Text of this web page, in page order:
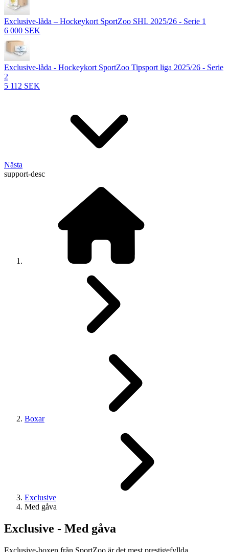
Exclusive-låda – Hockeykort SportZoo SHL 2025/26 - Serie 1
6 000 SEK
Exclusive-låda - Hockeykort SportZoo Tipsport liga 2025/26 - Serie
2
5 112 SEK
Nästa
support-desc
Boxar
Exclusive
Med gåva
Exclusive - Med gåva